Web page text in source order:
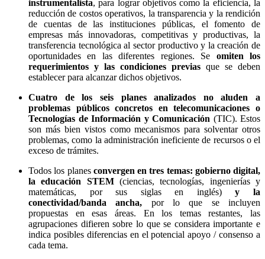
instrumentalista, para lograr objetivos como la eficiencia, la
reducción de costos operativos, la transparencia y la rendición
de cuentas de las instituciones públicas, el fomento de
empresas más innovadoras, competitivas y productivas, la
transferencia tecnológica al sector productivo y la creación de
oportunidades en las diferentes regiones. Se omiten los
requerimientos y las condiciones previas que se deben
establecer para alcanzar dichos objetivos.
Cuatro de los seis planes analizados no aluden a
problemas públicos concretos en telecomunicaciones o
Tecnologías de Información y Comunicación (TIC). Estos
son más bien vistos como mecanismos para solventar otros
problemas, como la administración ineficiente de recursos o el
exceso de trámites.
Todos los planes convergen en tres temas: gobierno digital,
la educación STEM(ciencias, tecnologías, ingenierías y
matemáticas, por sus siglas en inglés)y la
conectividad/banda ancha, por lo que se incluyen
propuestas en esas áreas. En los temas restantes, las
agrupaciones difieren sobre lo que se considera importante e
indica posibles diferencias en el potencial apoyo / consenso a
cada tema.